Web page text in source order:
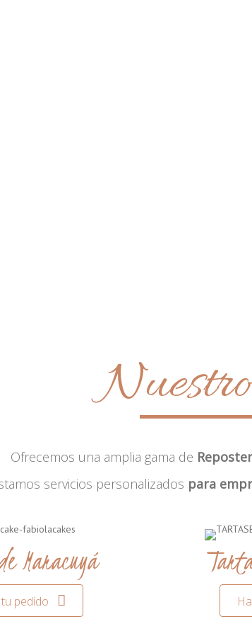
Ofrecemos una amplia gama de
servicios personalizados para
Maracuyá
pedido